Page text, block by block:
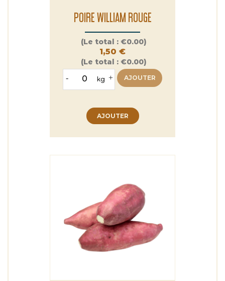
POIRE WILLIAM ROUGE
Prix
(Le total : €0.00)
1,50 €
(Le total : €0.00)
- kg + AJOUTER
AJOUTER